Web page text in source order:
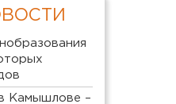
Камышлове –